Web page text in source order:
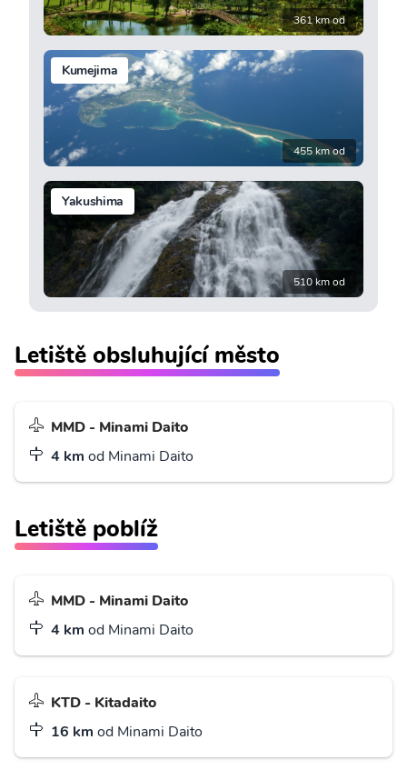
361 km od
Kumejima
455 km od
Yakushima
510 km od
Letiště obsluhující město
MMD - Minami Daito
4 km od Minami Daito
Letiště poblíž
MMD - Minami Daito
4 km od Minami Daito
KTD - Kitadaito
16 km od Minami Daito